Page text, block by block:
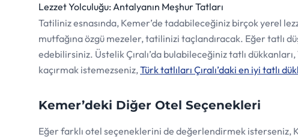
Lezzet Yolculuğu: Antalyanın Meşhur Tatları
Tatiliniz esnasında, Kemer’de tadabileceğiniz birçok yerel
mutfağına özgü mezeler, tatilinizi taçlandıracak. Eğer tatlı
edebilirsiniz. Üstelik Çıralı’da bulabileceğiniz tatlı
kaçırmak istemezseniz,Türk tatlıları Çıralı’daki en iyi tatlı
Kemer’deki Diğer Otel Seçenekleri
Eğer farklı otel seçeneklerini de değerlendirmek